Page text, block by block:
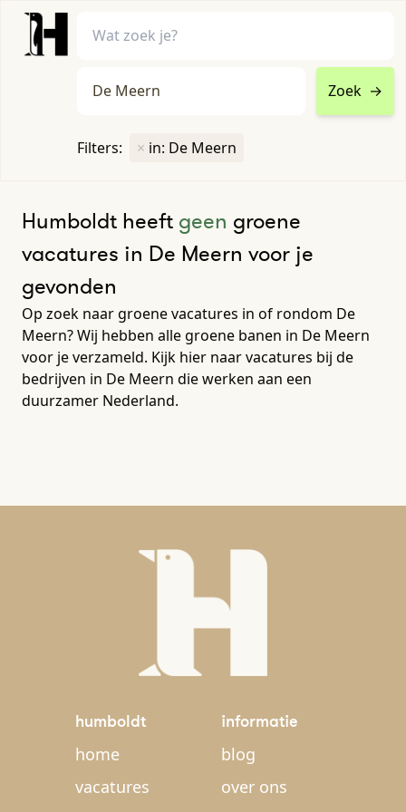
Zoek →
Filters: × in: De Meern
Humboldt heeft geen groene
vacatures in De Meern voor je
gevonden
Op zoek naar groene vacatures in of rondom De
Meern? Wij hebben alle groene banen in De Meern
voor je verzameld. Kijk hier naar vacatures bij de
bedrijven in De Meern die werken aan een
duurzamer Nederland.
humboldt
home
vacatures
informatie
blog
over ons